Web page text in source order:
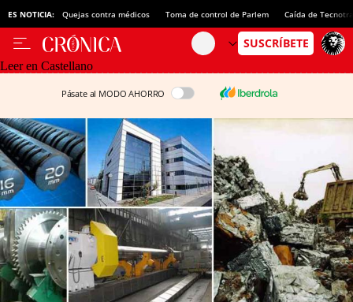
ES NOTICIA: Quejas contra médicos Toma de control de Parlem Caída de
Leer en Castellano
Pásate al MODO AHORRO